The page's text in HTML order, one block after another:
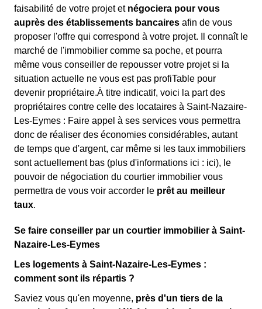
faisabilité de votre projet et négociera pour vous
auprès des établissements bancaires afin de vous
proposer l'offre qui correspond à votre projet. Il connaît le
marché de l'immobilier comme sa poche, et pourra
même vous conseiller de repousser votre projet si la
situation actuelle ne vous est pas profiTable pour
devenir propriétaire.À titre indicatif, voici la part des
propriétaires contre celle des locataires à Saint-Nazaire-
Les-Eymes : Faire appel à ses services vous permettra
donc de réaliser des économies considérables, autant
de temps que d'argent, car même si les taux immobiliers
sont actuellement bas (plus d'informations ici : ici), le
pouvoir de négociation du courtier immobilier vous
permettra de vous voir accorder le prêt au meilleur
taux.
Se faire conseiller par un courtier immobilier à Saint-
Nazaire-Les-Eymes
Les logements à Saint-Nazaire-Les-Eymes :
comment sont ils répartis ?
Saviez vous qu'en moyenne, près d'un tiers de la